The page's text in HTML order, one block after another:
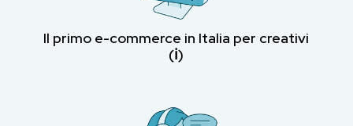
Il primo e-commerce in Italia per creativi
(ℹ︎)